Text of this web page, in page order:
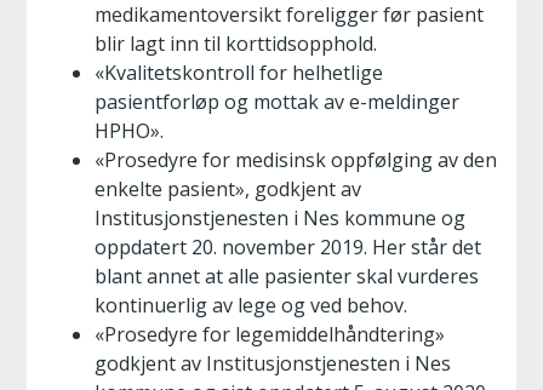
medikamentoversikt foreligger før pasient
blir lagt inn til korttidsopphold.
«Kvalitetskontroll for helhetlige
pasientforløp og mottak av e-meldinger
HPHO».
«Prosedyre for medisinsk oppfølging av den
enkelte pasient», godkjent av
Institusjonstjenesten i Nes kommune og
oppdatert 20. november 2019. Her står det
blant annet at alle pasienter skal vurderes
kontinuerlig av lege og ved behov.
«Prosedyre for legemiddelhåndtering»
godkjent av Institusjonstjenesten i Nes